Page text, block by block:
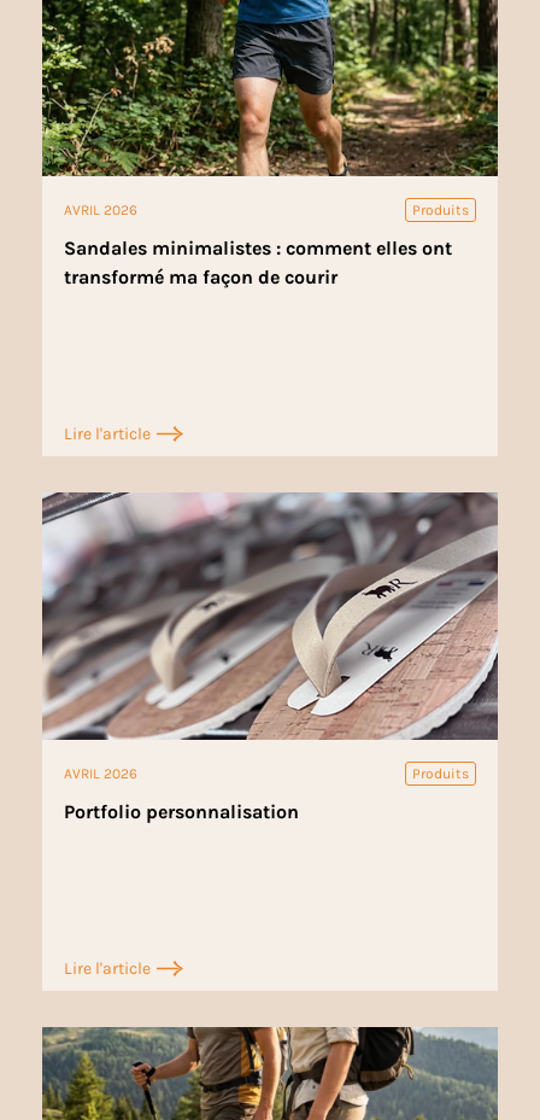
AVRIL 2026 Produits
Sandales minimalistes : comment elles ont
transformé ma façon de courir
Lire l'article
AVRIL 2026 Produits
Portfolio personnalisation
Lire l'article